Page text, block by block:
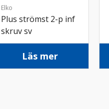
Elko
Plus strömst 2-p inf
skruv sv
Läs mer